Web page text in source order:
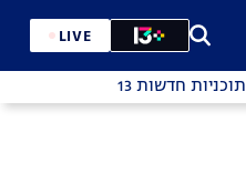
LIVE
תוכניות חדשות 13